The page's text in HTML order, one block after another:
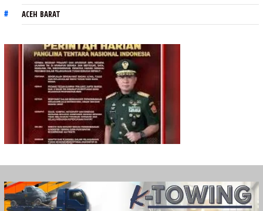
ACEH BARAT